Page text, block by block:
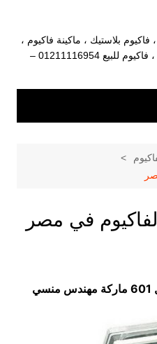
فاكيوم بلاستيك ، ماكينة فاكيوم ،
ماكينة فاكيوم تغليف وسحب الهواء ، فاكيوم للبيع 01211116954 –
في مصر